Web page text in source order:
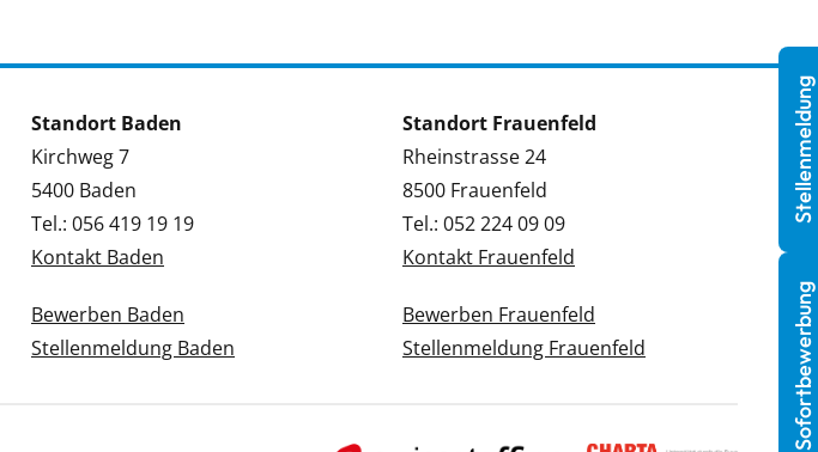
Standort Baden
Kirchweg 7
5400 Baden
Tel.: 056 419 19 19
Kontakt Baden
Bewerben Baden
Stellenmeldung Baden
Standort Frauenfeld
Rheinstrasse 24
8500 Frauenfeld
Tel.: 052 224 09 09
Kontakt Frauenfeld
Bewerben Frauenfeld
Stellenmeldung Frauenfeld
Sofortbewerbung
Stellenmeldung